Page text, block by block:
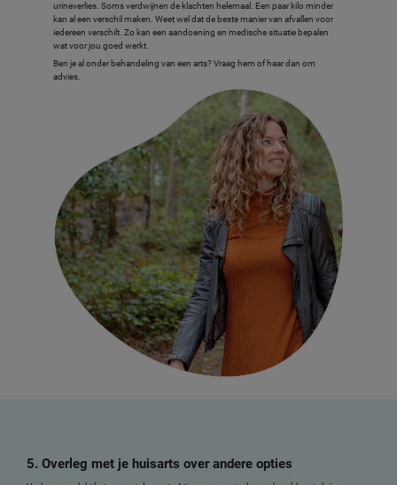
urineverlies. Soms verdwijnen de klachten helemaal. Een paar kilo minder
kan al een verschil maken. Weet wel dat de beste manier van afvallen voor
iedereen verschilt. Zo kan een aandoening en medische situatie bepalen
wat voor jou goed werkt.
Ben je al onder behandeling van een arts? Vraag hem of haar dan om
advies.
5. Overleg met je huisarts over andere opties